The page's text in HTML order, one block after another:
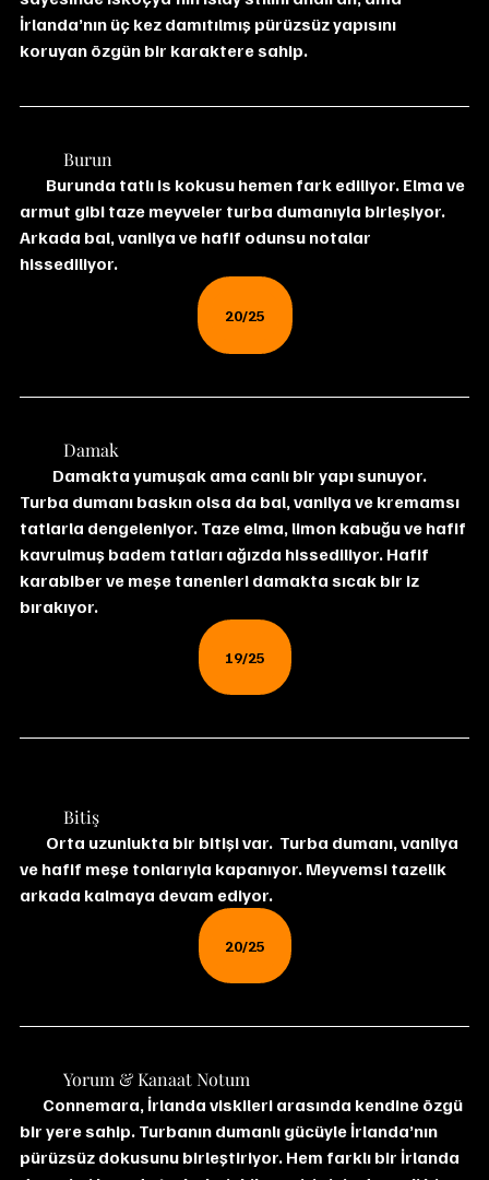
İrlanda’nın üç kez damıtılmış pürüzsüz yapısını
koruyan özgün bir karaktere sahip.
	Burun
armut gibi taze meyveler turba dumanıyla birleşiyor.
Arkada bal, vanilya ve hafif odunsu notalar
hissediliyor.
20/25
	Damak
Turba dumanı baskın olsa da bal, vanilya ve kremamsı
tatlarla dengeleniyor. Taze elma, limon kabuğu ve hafif
kavrulmuş badem tatları ağızda hissediliyor. Hafif
karabiber ve meşe tanenleri damakta sıcak bir iz
bırakıyor.
19/25
	Bitiş
Orta uzunlukta bir bitişi var.  Turba dumanı, vanilya
ve hafif meşe tonlarıyla kapanıyor. Meyvemsi tazelik
arkada kalmaya devam ediyor.
20/25
	Yorum & Kanaat Notum
Connemara, İrlanda viskileri arasında kendine özgü
bir yere sahip. Turbanın dumanlı gücüyle İrlanda’nın
pürüzsüz dokusunu birleştiriyor. Hem farklı bir İrlanda